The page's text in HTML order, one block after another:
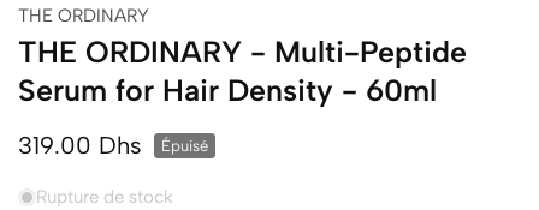
THE ORDINARY
THE ORDINARY - Multi-Peptide
Serum for Hair Density - 60ml
Prix
319.00 Dhs Épuisé
Rupture de stock